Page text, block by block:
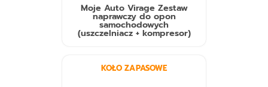
Moje Auto Virage Zestaw
naprawczy do opon
samochodowych
(uszczelniacz + kompresor)
KOŁO ZAPASOWE